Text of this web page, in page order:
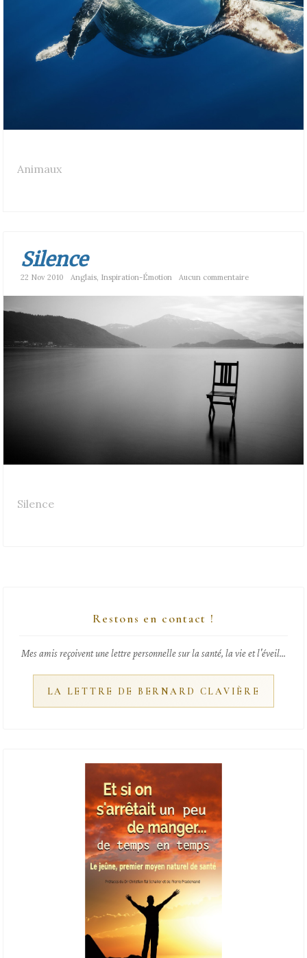
Animaux
Silence
22 Nov 2010 Anglais, Inspiration-Émotion Aucun commentaire
Silence
Restons en contact !
Mes amis reçoivent une lettre personnelle sur la santé, la vie et l'éveil...
LA LETTRE DE BERNARD CLAVIÈRE